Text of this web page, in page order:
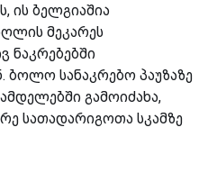
ის ბელგიაშია
მეკარეს
ნაკრებებში
ბოლო სანაკრებო პაუზაზე
გამოიძახა,
სათადარიგოთა სკამზე